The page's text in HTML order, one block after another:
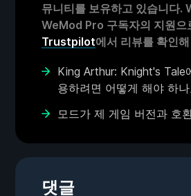
뮤니티를 보유하고 있습니다.
WeMod Pro 구독자의 지원으
Trustpilot에서 리뷰를 확인
King Arthur: Knight's Tale
용하려면 어떻게 해야 하나
모드가 제 게임 버전과 호
댓글